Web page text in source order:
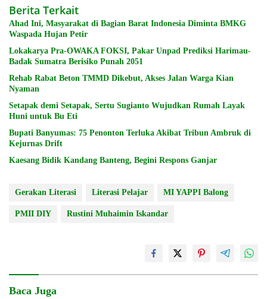
Berita Terkait
Ahad Ini, Masyarakat di Bagian Barat Indonesia Diminta BMKG
Waspada Hujan Petir
Lokakarya Pra-OWAKA FOKSI, Pakar Unpad Prediksi Harimau-
Badak Sumatra Berisiko Punah 2051
Rehab Rabat Beton TMMD Dikebut, Akses Jalan Warga Kian
Nyaman
Setapak demi Setapak, Sertu Sugianto Wujudkan Rumah Layak
Huni untuk Bu Eti
Bupati Banyumas: 75 Penonton Terluka Akibat Tribun Ambruk di
Kejurnas Drift
Kaesang Bidik Kandang Banteng, Begini Respons Ganjar
Gerakan Literasi Literasi Pelajar MI YAPPI Balong
PMII DIY Rustini Muhaimin Iskandar
Baca Juga